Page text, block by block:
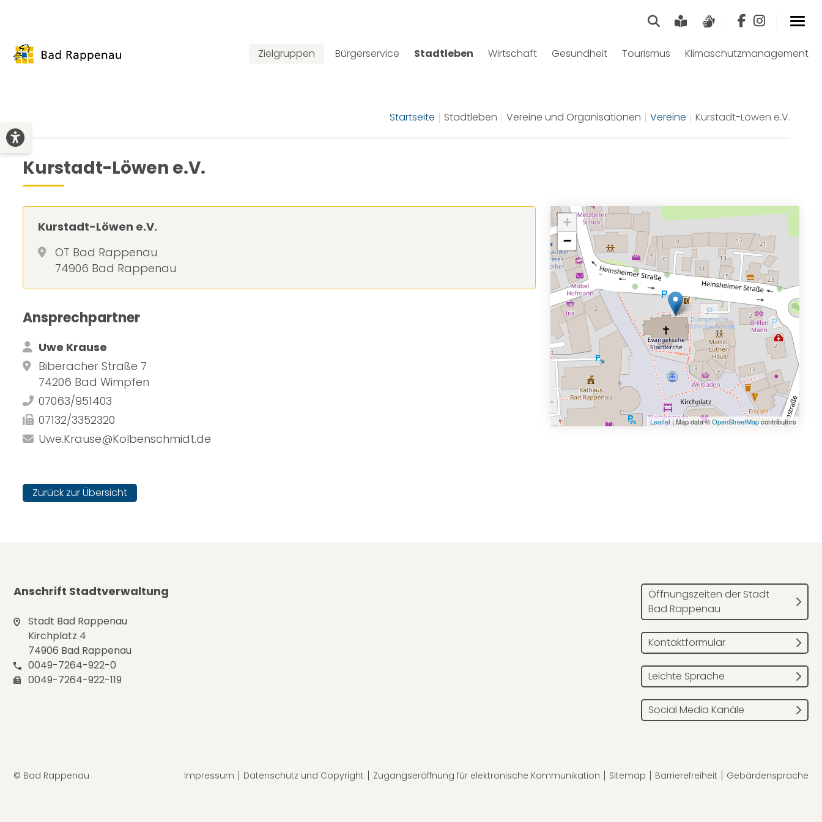
SucheLeichte Sprache
Zielgruppen Bürgerservice Stadtleben Wirtschaft Gesundheit Tourismus Klimaschutzmanagement
Startseite Stadtleben Vereine und Organisationen Vereine Kurstadt-Löwen e.V.
Kurstadt-Löwen e.V.
Kurstadt-Löwen e.V.
OT Bad Rappenau
74906 Bad Rappenau
Ansprechpartner
Uwe Krause
Biberacher Straße 7
74206 Bad Wimpfen
07063/951403
07132/3352320
Uwe.Krause@Kolbenschmidt.de
Zurück zur Übersicht
+
−
Leaflet| Map data ©OpenStreetMapcontributors
Anschrift Stadtverwaltung
Stadt Bad Rappenau
Kirchplatz 4
74906 Bad Rappenau
0049-7264-922-0
0049-7264-922-119
Öffnungszeiten der Stadt
Bad Rappenau
Kontaktformular
Leichte Sprache
Social Media Kanäle
© Bad Rappenau Impressum Datenschutz und Copyright Zugangseröffnung für elektronische Kommunikation Sitemap Barrierefreiheit Gebärdensprache